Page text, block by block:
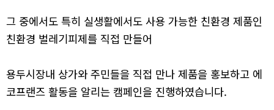
그 중에서도 특히 실생활에서도 사용 가능한 친환경 제품인
친환경 벌레기피제를 직접 만들어
용두시장내 상가와 주민들을 직접 만나 제품을 홍보하고 에
코프랜즈 활동을 알리는 캠페인을 진행하였습니다.